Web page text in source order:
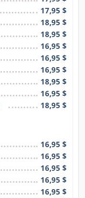
17,95 $
18,95 $
18,95 $
16,95 $
16,95 $
16,95 $
18,95 $
16,95 $
18,95 $
16,95 $
16,95 $
16,95 $
16,95 $
16,95 $